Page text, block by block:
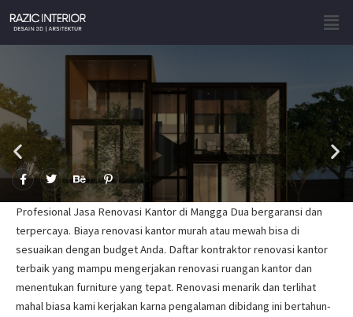
content
F
a
e
b
o
k
f
T
w
t
t
e
B
e
h
a
n
c
P
i
n
t
e
r
s
-
p
Profesional Jasa Renovasi Kantor di Mangga Dua bergaransi dan
terpercaya. Biaya renovasi kantor murah atau mewah bisa di
sesuaikan dengan budget Anda. Daftar kontraktor renovasi kantor
terbaik yang mampu mengerjakan renovasi ruangan kantor dan
menentukan furniture yang tepat. Renovasi menarik dan terlihat
mahal biasa kami kerjakan karna pengalaman dibidang ini bertahun-